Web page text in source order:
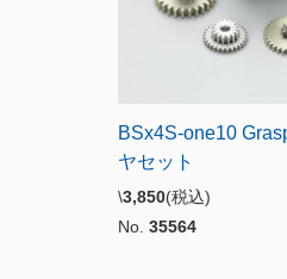
BSx4S-one10
ヤセット
\3,850(税込)
No. 35564